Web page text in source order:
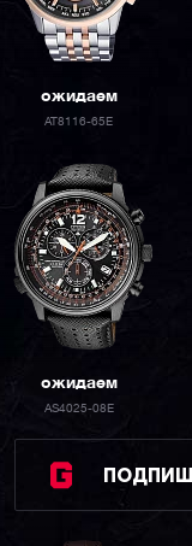
ожидаем
AT8116-65E
ожидаем
AS4025-08E